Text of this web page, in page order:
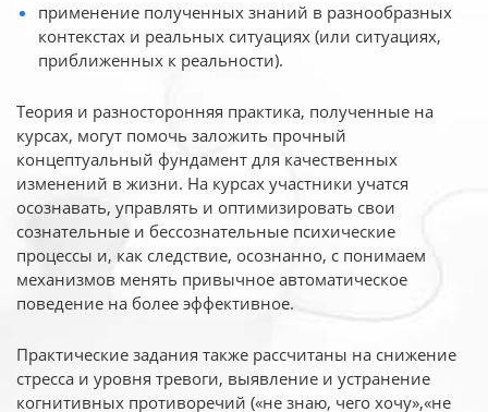
применение полученных знаний в разнообразных
контекстах и реальных ситуациях (или ситуациях,
приближенных к реальности).
Теория и разносторонняя практика, полученные на
курсах, могут помочь заложить прочный
концептуальный фундамент для качественных
изменений в жизни. На курсах участники учатся
осознавать, управлять и оптимизировать свои
сознательные и бессознательные психические
процессы и, как следствие, осознанно, с понимаем
механизмов менять привычное автоматическое
поведение на более эффективное.
Практические задания также рассчитаны на снижение
стресса и уровня тревоги, выявление и устранение
когнитивных противоречий («не знаю, чего хочу»,«не